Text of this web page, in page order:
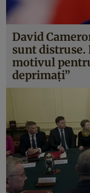
David
sunt distruse.
motivul
deprimați”